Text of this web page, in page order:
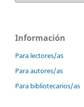
Información
Para lectores/as
Para autores/as
Para bibliotecarios/as